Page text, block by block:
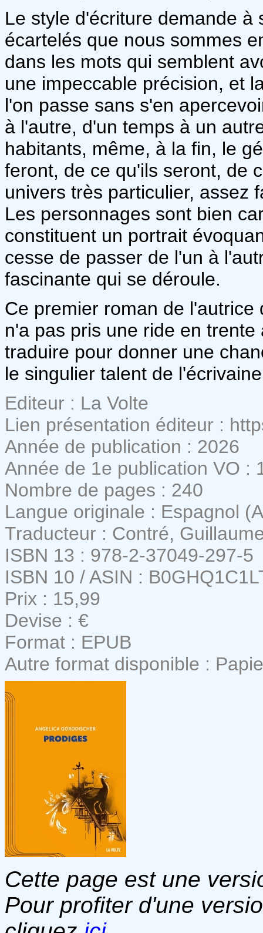
Le style d'écriture demande à
écartelés que nous sommes
dans les mots qui semblent
une impeccable précision, et
l'on passe sans s'en
à l'autre, d'un temps à un
habitants, même, à la fin, le
feront, de ce qu'ils seront, de
univers très particulier, assez
Les personnages sont bien
constituent un portrait
cesse de passer de l'un à
fascinante qui se déroule.
Ce premier roman de
n'a pas pris une ride en
traduire pour donner une
le singulier talent de
Editeur : La Volte
Lien présentation éditeur :
Année de publication : 2026
Année de 1e publication VO :
Nombre de pages : 240
Langue originale : Espagnol
Traducteur : Contré,
ISBN 13 : 978-2-37049-297-5
ISBN 10 / ASIN :
Prix : 15,99
Devise : €
Format : EPUB
Autre format disponible :
Cette page est une
Pour profiter d'une